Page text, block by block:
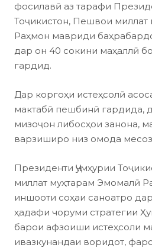
фосилавӣ аз тарафи
Тоҷикистон, Пешвои
Раҳмон мавриди
дар он 40 сокини маҳаллӣ
гардид.
Дар коргоҳи истеҳсолӣ
мактабӣ пешбинӣ гардида,
мизоҷон либосҳои занона,
варзиширо низ омода
Президенти Ҷумҳурии
миллат муҳтарам Эмомалӣ
иншооти соҳаи саноатро
ҳадафи чоруми стратегии
барои афзоиши истеҳсоли
ивазкунандаи воридот,